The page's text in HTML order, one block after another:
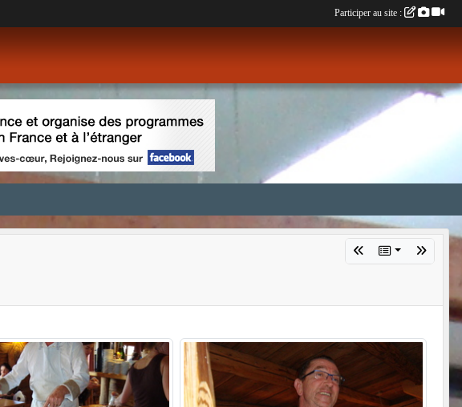
Participer au site :